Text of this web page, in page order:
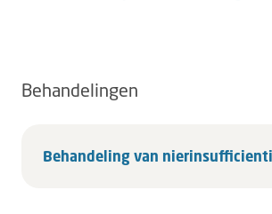
Behandelingen
Behandeling van